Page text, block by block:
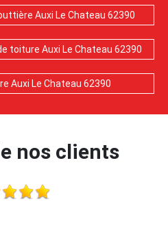
Auxi Le Chateau 62390
toiture Auxi Le Chateau 62390
Auxi Le Chateau 62390
nos clients